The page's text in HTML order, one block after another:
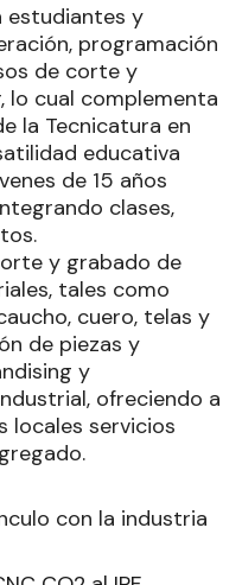
estudiantes y
programación
de corte y
lo cual complementa
la Tecnicatura en
educativa
de 15 años
clases,
y grabado de
tales como
cuero, telas y
de piezas y
y
ofreciendo a
locales servicios
con la industria